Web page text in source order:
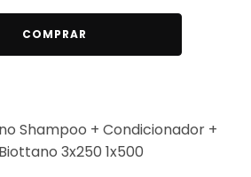
COMPRAR
Shampoo + Condicionador +
3x250 1x500